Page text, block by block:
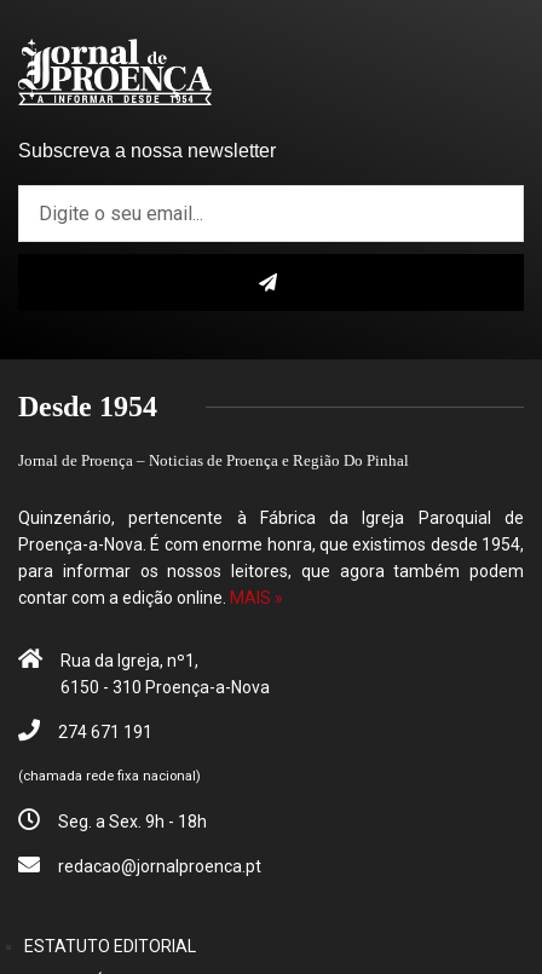
Subscreva a nossa newsletter
Desde 1954
Jornal de Proença – Noticias de Proença e Região Do Pinhal
Quinzenário, pertencente à Fábrica da Igreja Paroquial de
Proença-a-Nova. É com enorme honra, que existimos desde 1954,
para informar os nossos leitores, que agora também podem
contar com a edição online. MAIS »
Rua da Igreja, nº1,
6150 - 310 Proença-a-Nova
274 671 191
(chamada rede fixa nacional)
Seg. a Sex. 9h - 18h
redacao@jornalproenca.pt
ESTATUTO EDITORIAL